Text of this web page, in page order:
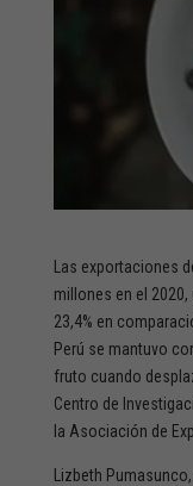
Las exportaciones
millones en el
23,4% en
Perú se mantuvo
fruto cuando
Centro de
la Asociación de
Lizbeth